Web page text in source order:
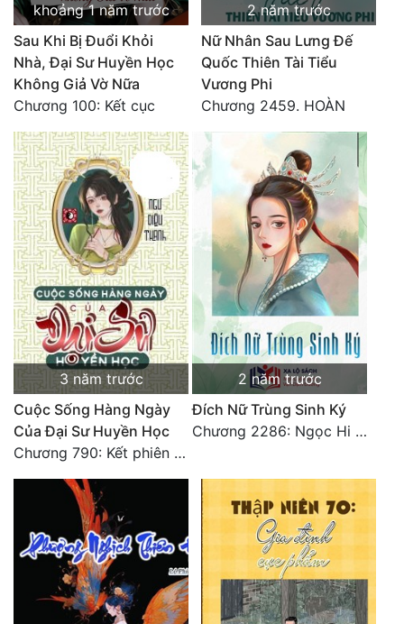
khoảng 1 năm trước
Sau Khi Bị Đuổi Khỏi
Nhà, Đại Sư Huyền Học
Không Giả Vờ Nữa
Chương 100: Kết cục
2 năm trước
Nữ Nhân Sau Lưng Đế
Quốc Thiên Tài Tiểu
Vương Phi
Chương 2459. HOÀN
3 năm trước
Cuộc Sống Hàng Ngày
Của Đại Sư Huyền Học
Chương 790: Kết phiên ngoại
2 năm trước
Đích Nữ Trùng Sinh Ký
Chương 2286: Ngọc Hi phiên ngoại (40)